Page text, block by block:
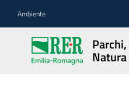
Ambiente
Parchi,
foreste
e